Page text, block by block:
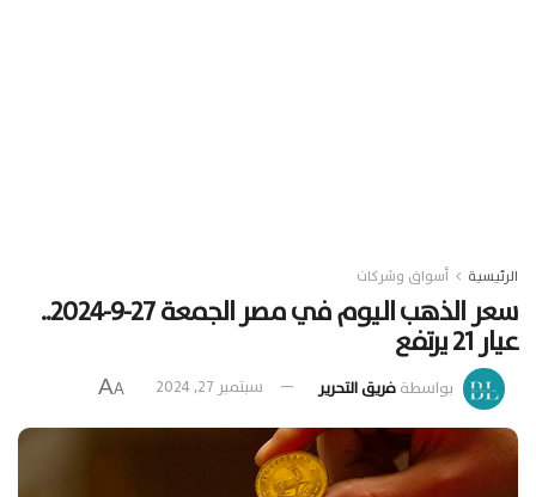
الرئيسية أسواق وشركات
سعر الذهب اليوم في مصر الجمعة 27-9-2024..
عيار 21 يرتفع
بواسطةفريق التحرير سبتمبر 27, 2024 A
A